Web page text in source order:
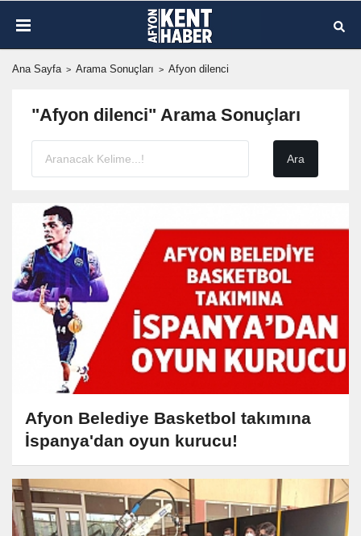
Ana Sayfa Arama Sonuçları Afyon dilenci
"Afyon dilenci" Arama Sonuçları
Afyon Belediye Basketbol takımına
İspanya'dan oyun kurucu!